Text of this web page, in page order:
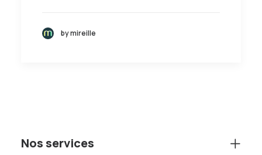
by mireille
Nos services